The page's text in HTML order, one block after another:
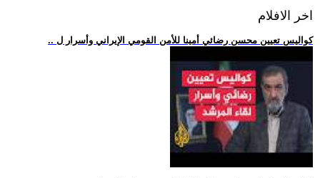
اخر الافلام
.. كواليس تعيين محسن رضائي أمينا للأمن القومي الإيراني وأسرار ل